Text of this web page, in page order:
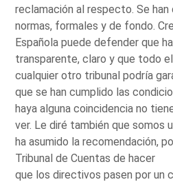
reclamación al respecto. Se
normas, formales y de fondo.
Española puede defender que
transparente, claro y que todo
cualquier otro tribunal podría
que se han cumplido las
haya alguna coincidencia no
ver. Le diré también que somos
ha asumido la recomendación,
Tribunal de Cuentas de hacer
que los directivos pasen por un